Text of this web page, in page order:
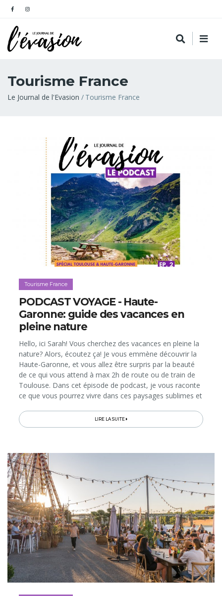
Tourisme France
Fil
Le Journal de l'Evasion Tourisme France
Tourisme France
PODCAST VOYAGE - Haute-
Garonne: guide des vacances en
pleine nature
Hello, ici Sarah! Vous cherchez des vacances en pleine la
nature? Alors, écoutez ça! Je vous emmène découvrir la
Haute-Garonne, et vous allez être surpris par la beauté
de ce qui vous attend à max 2h de route ou de train de
Toulouse. Dans cet épisode de podcast, je vous raconte
ce que vous pourrez vivre dans ces paysages sublimes et
les...
LIRE LA SUITE